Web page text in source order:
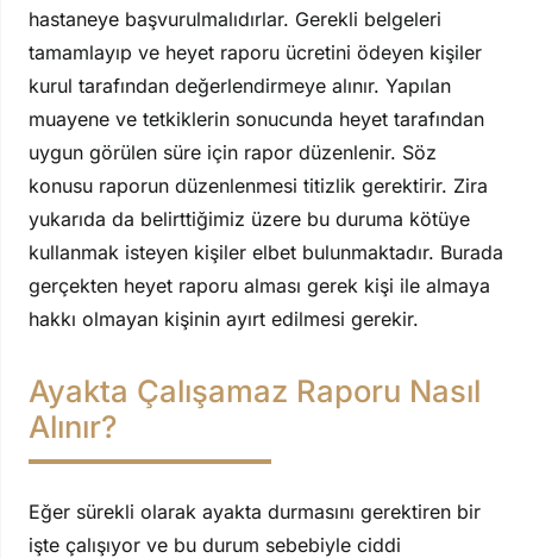
hastaneye başvurulmalıdırlar. Gerekli belgeleri
tamamlayıp ve heyet raporu ücretini ödeyen kişiler
kurul tarafından değerlendirmeye alınır. Yapılan
muayene ve tetkiklerin sonucunda heyet tarafından
uygun görülen süre için rapor düzenlenir. Söz
konusu raporun düzenlenmesi titizlik gerektirir. Zira
yukarıda da belirttiğimiz üzere bu duruma kötüye
kullanmak isteyen kişiler elbet bulunmaktadır. Burada
gerçekten heyet raporu alması gerek kişi ile almaya
hakkı olmayan kişinin ayırt edilmesi gerekir.
Ayakta Çalışamaz Raporu Nasıl
Alınır?
Eğer sürekli olarak ayakta durmasını gerektiren bir
işte çalışıyor ve bu durum sebebiyle ciddi